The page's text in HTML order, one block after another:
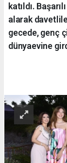
katıldı.
alarak
gecede, genç
dünyaevine